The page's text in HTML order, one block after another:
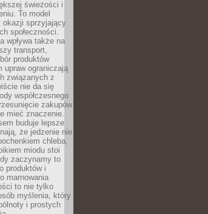
świeżości i
To model
okazji sprzyjający
społeczności.
wpływa także na
transport,
produktów
upraw ograniczają
związanych z
nie da się
współczesnego
zakupów
mieć znaczenie.
buduje lepsze
że jedzenie nie
chleba,
miodu stoi
zaczynamy to
produktów i
marnowania
to nie tylko
myślenia, który
i prostych